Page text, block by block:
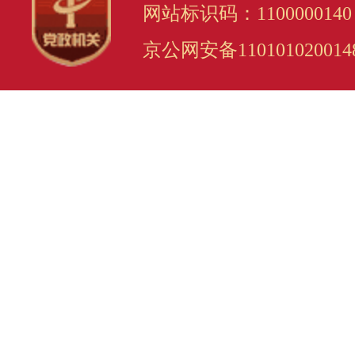
网站标识码：1100000140
京公网安备